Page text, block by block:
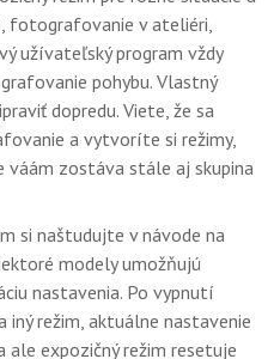
fotografovanie v ateliéri,
užívateľský program vždy
pohybu. Vlastný
dopredu. Viete, že sa
a vytvoríte si režimy,
váám zostáva stále aj skupina
si naštudujte v návode na
modely umožňujú
nastavenia. Po vypnutí
režim, aktuálne nastavenie
ale expozičný režim resetuje